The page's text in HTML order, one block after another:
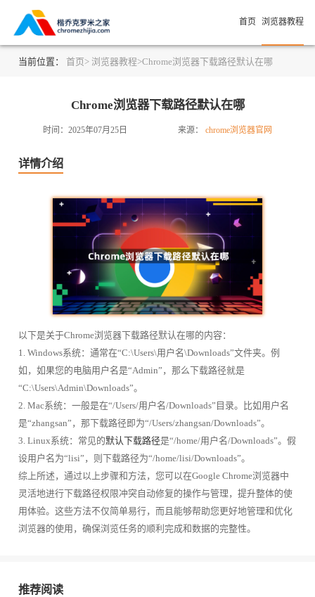
首页 浏览器教程
当前位置： 首页> 浏览器教程>Chrome浏览器下载路径默认在哪
Chrome浏览器下载路径默认在哪
时间：2025年07月25日 来源： chrome浏览器官网
详情介绍
以下是关于Chrome浏览器下载路径默认在哪的内容：
1. Windows系统：通常在“C:\Users\用户名\Downloads”文件夹。例
如，如果您的电脑用户名是“Admin”，那么下载路径就是
“C:\Users\Admin\Downloads”。
2. Mac系统：一般是在“/Users/用户名/Downloads”目录。比如用户名
是“zhangsan”，那下载路径即为“/Users/zhangsan/Downloads”。
3. Linux系统：常见的默认下载路径是“/home/用户名/Downloads”。假
设用户名为“lisi”，则下载路径为“/home/lisi/Downloads”。
综上所述，通过以上步骤和方法，您可以在Google Chrome浏览器中
灵活地进行下载路径权限冲突自动修复的操作与管理，提升整体的使
用体验。这些方法不仅简单易行，而且能够帮助您更好地管理和优化
浏览器的使用，确保浏览任务的顺利完成和数据的完整性。
推荐阅读